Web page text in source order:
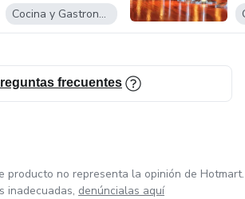
NATURALMENTE...
Cocina y Gastronomía
frecuentes
producto no representa la opinión de Hotmart.
inadecuadas, denúncialas aquí